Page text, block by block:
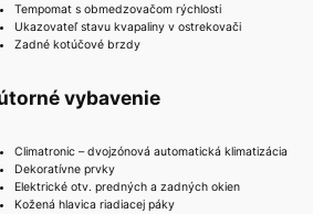
Tempomat s obmedzovačom rýchlosti
Ukazovateľ stavu kvapaliny v ostrekovači
Zadné kotúčové brzdy
vybavenie
Climatronic – dvojzónová automatická klimatizácia
Dekoratívne prvky
Elektrické otv. predných a zadných okien
Kožená hlavica riadiacej páky